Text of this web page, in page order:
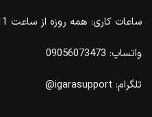
ساعات کاری: همه روزه از ساعت 11 صبح الی 11 شب
واتساپ: 09056073473
تلگرام: igarasupport@